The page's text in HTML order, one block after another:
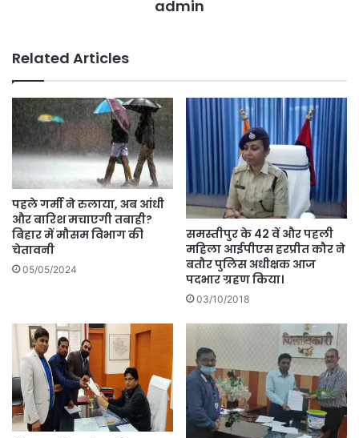
admin
Related Articles
पहले गर्मी ने रुलाया, अब आंधी
और बारिश मचाएगी तबाही?
बिहार में मौसम विभाग की
चेतावनी
05/05/2024
समस्तीपुर के 42 वें और पहली
महिला आईपीएस हरप्रीत कौर ने
बतौर पुलिस अधीक्षक आज
पदभार ग्रहण किया।
03/10/2018